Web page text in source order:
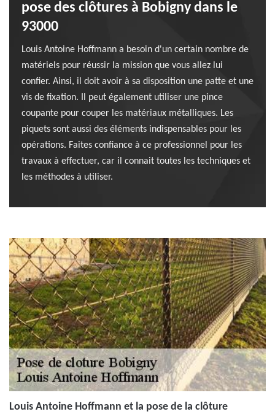
pose des clôtures à Bobigny dans le
93000
Louis Antoine Hoffmann a besoin d'un certain nombre de
matériels pour réussir la mission que vous allez lui
confier. Ainsi, il doit avoir à sa disposition une patte et une
vis de fixation. Il peut également utiliser une pince
coupante pour couper les matériaux métalliques. Les
piquets sont aussi des éléments indispensables pour les
opérations. Faites confiance à ce professionnel pour les
travaux à effectuer, car il connait toutes les techniques et
les méthodes à utiliser.
Louis Antoine Hoffmann et la pose de la clôture